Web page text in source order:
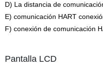
D) La distancia de
E) comunicación HART
F) conexión de comunicación
Pantalla LCD